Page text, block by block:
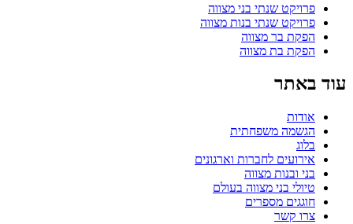
פרויקט שנתי בני מצווה
פרויקט שנתי בנות מצווה
הפקת בר מצווה
הפקת בת מצווה
עוד באתר
אודות
הגשמה משפחתית
בלוג
אירועים לחברות וארגונים
בני ובנות מצווה
טיולי בני מצווה בעולם
חוגגים מספרים
צרו קשר